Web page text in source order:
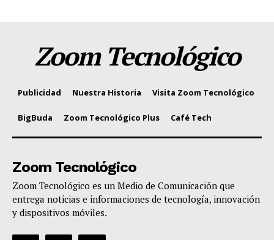
Zoom Tecnológico
Publicidad Nuestra Historia Visita Zoom Tecnológico
BigBuda Zoom Tecnológico Plus Café Tech
Zoom Tecnológico
Zoom Tecnológico es un Medio de Comunicación que
entrega noticias e informaciones de tecnología, innovación
y dispositivos móviles.